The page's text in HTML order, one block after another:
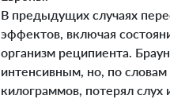
В предыдущих случаях
эффектов, включая
организм реципиента.
интенсивным, но, по словам
килограммов, потерял